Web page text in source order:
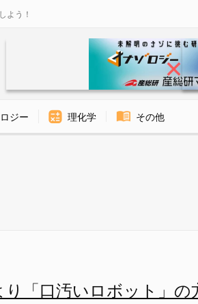
よう！
ジー 理化学 その他
「口汚いロボット」の